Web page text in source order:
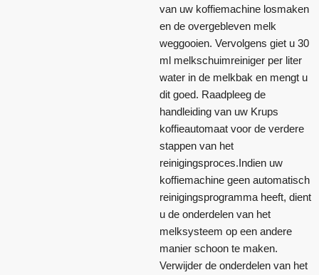
van uw koffiemachine losmaken
en de overgebleven melk
weggooien. Vervolgens giet u 30
ml melkschuimreiniger per liter
water in de melkbak en mengt u
dit goed. Raadpleeg de
handleiding van uw Krups
koffieautomaat voor de verdere
stappen van het
reinigingsproces.Indien uw
koffiemachine geen automatisch
reinigingsprogramma heeft, dient
u de onderdelen van het
melksysteem op een andere
manier schoon te maken.
Verwijder de onderdelen van het